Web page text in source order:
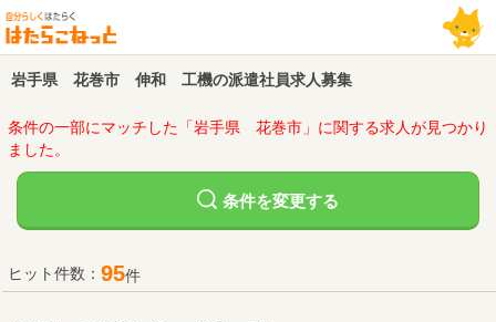
岩手県 花巻市 伸和 工機の派遣社員求人募集
条件の一部にマッチした「岩手県 花巻市」に関する求人が見つかり
ました。
条件を変更する
ヒット件数： 95件